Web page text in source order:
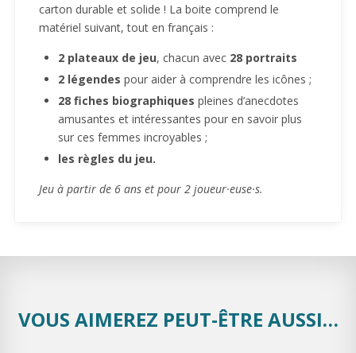
carton durable et solide ! La boite comprend le
matériel suivant, tout en français :
2 plateaux de jeu, chacun avec 28 portraits
2 légendes pour aider à comprendre les icônes ;
28 fiches biographiques pleines d’anecdotes
amusantes et intéressantes pour en savoir plus
sur ces femmes incroyables ;
les règles du jeu.
Jeu à partir de 6 ans et pour 2 joueur·euse·s.
VOUS AIMEREZ PEUT-ÊTRE AUSSI…